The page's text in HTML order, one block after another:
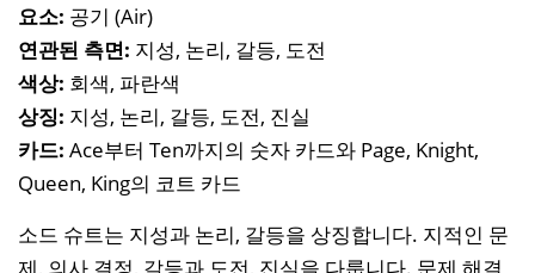
요소: 공기 (Air)
연관된 측면: 지성, 논리, 갈등, 도전
색상: 회색, 파란색
상징: 지성, 논리, 갈등, 도전, 진실
카드: Ace부터 Ten까지의 숫자 카드와 Page, Knight,
Queen, King의 코트 카드
소드 슈트는 지성과 논리, 갈등을 상징합니다. 지적인 문
제, 의사 결정, 갈등과 도전, 진실을 다룹니다. 문제 해결